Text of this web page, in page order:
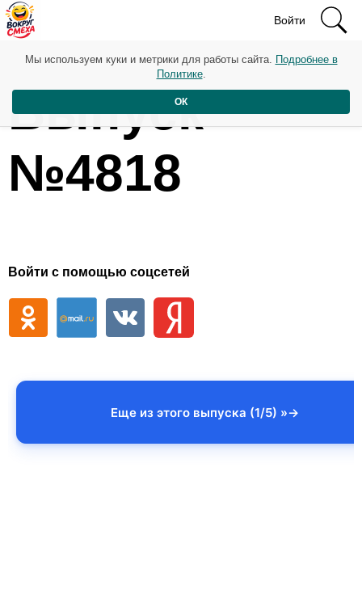
Войти
Выпуск
№4818
Войти с помощью соцсетей
Еще из этого выпуска (1/5) »
Мы используем куки и метрики для работы сайта. Подробнее в
Политике.
ОК